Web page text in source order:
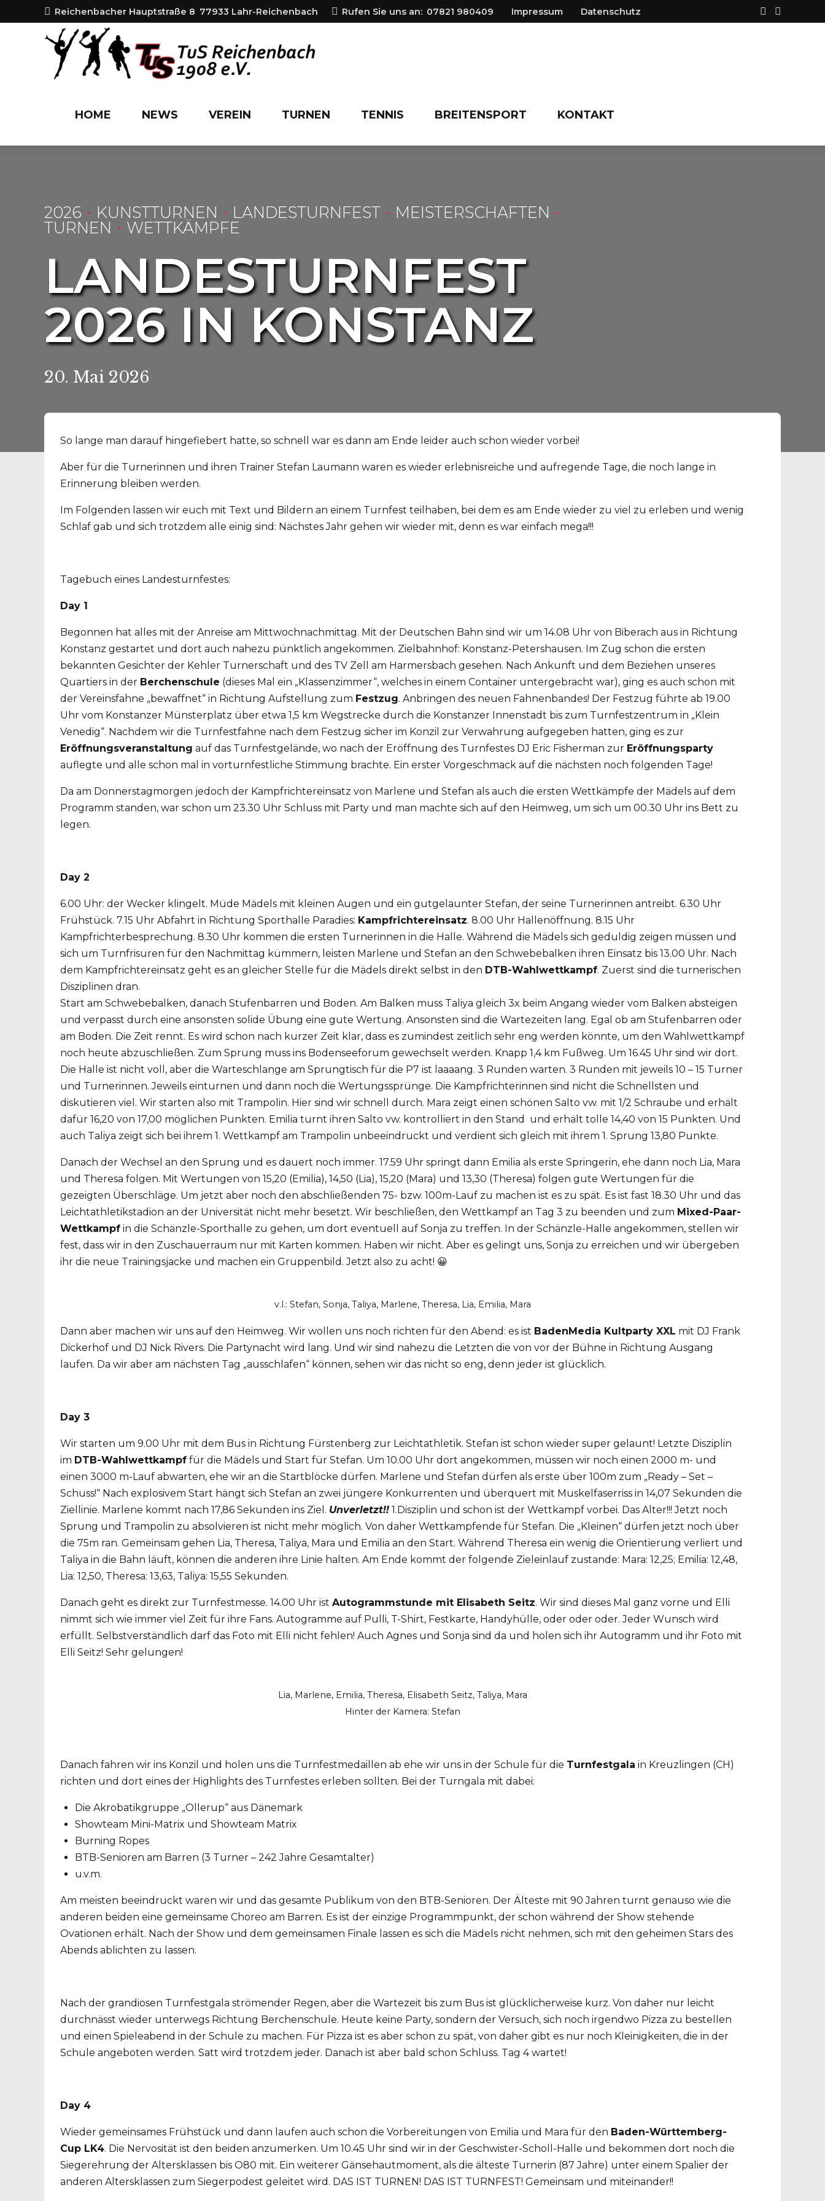
Reichenbacher Hauptstraße 8 77933 Lahr-Reichenbach Rufen Sie uns an: 07821 980409 Impressum Datenschutz
HOME NEWS VEREIN TURNEN TENNIS BREITENSPORT KONTAKT
2026 KUNSTTURNEN LANDESTURNFEST
MEISTERSCHAFTEN
TURNEN
WETTKÄMPFE
LANDESTURNFEST
2026 IN KONSTANZ
20. Mai 2026
So lange man darauf hingefiebert hatte, so schnell war es dann am Ende leider auch schon wieder vorbei!
Aber für die Turnerinnen und ihren Trainer Stefan Laumann waren es wieder erlebnisreiche und aufregende Tage, die noch lange in
Erinnerung bleiben werden.
Im Folgenden lassen wir euch mit Text und Bildern an einem Turnfest teilhaben, bei dem es am Ende wieder zu viel zu erleben und wenig
Schlaf gab und sich trotzdem alle einig sind: Nächstes Jahr gehen wir wieder mit, denn es war einfach mega!!!
Tagebuch eines Landesturnfestes:
Day 1
Begonnen hat alles mit der Anreise am Mittwochnachmittag. Mit der Deutschen Bahn sind wir um 14.08 Uhr von Biberach aus in Richtung
Konstanz gestartet und dort auch nahezu pünktlich angekommen. Zielbahnhof: Konstanz-Petershausen. Im Zug schon die ersten
bekannten Gesichter der Kehler Turnerschaft und des TV Zell am Harmersbach gesehen. Nach Ankunft und dem Beziehen unseres
Quartiers in der Berchenschule (dieses Mal ein „Klassenzimmer“, welches in einem Container untergebracht war), ging es auch schon mit
der Vereinsfahne „bewaffnet“ in Richtung Aufstellung zum Festzug. Anbringen des neuen Fahnenbandes! Der Festzug führte ab 19.00
Uhr vom Konstanzer Münsterplatz über etwa 1,5 km Wegstrecke durch die Konstanzer Innenstadt bis zum Turnfestzentrum in „Klein
Venedig“. Nachdem wir die Turnfestfahne nach dem Festzug sicher im Konzil zur Verwahrung aufgegeben hatten, ging es zur
Eröffnungsveranstaltung auf das Turnfestgelände, wo nach der Eröffnung des Turnfestes DJ Eric Fisherman zur Eröffnungsparty
auflegte und alle schon mal in vorturnfestliche Stimmung brachte. Ein erster Vorgeschmack auf die nächsten noch folgenden Tage!
Da am Donnerstagmorgen jedoch der Kampfrichtereinsatz von Marlene und Stefan als auch die ersten Wettkämpfe der Mädels auf dem
Programm standen, war schon um 23.30 Uhr Schluss mit Party und man machte sich auf den Heimweg, um sich um 00.30 Uhr ins Bett zu
legen.
Day 2
6.00 Uhr: der Wecker klingelt. Müde Mädels mit kleinen Augen und ein gutgelaunter Stefan, der seine Turnerinnen antreibt. 6.30 Uhr
Frühstück. 7.15 Uhr Abfahrt in Richtung Sporthalle Paradies: Kampfrichtereinsatz. 8.00 Uhr Hallenöffnung. 8.15 Uhr
Kampfrichterbesprechung. 8.30 Uhr kommen die ersten Turnerinnen in die Halle. Während die Mädels sich geduldig zeigen müssen und
sich um Turnfrisuren für den Nachmittag kümmern, leisten Marlene und Stefan an den Schwebebalken ihren Einsatz bis 13.00 Uhr. Nach
dem Kampfrichtereinsatz geht es an gleicher Stelle für die Mädels direkt selbst in den DTB-Wahlwettkampf. Zuerst sind die turnerischen
Disziplinen dran.
Start am Schwebebalken, danach Stufenbarren und Boden. Am Balken muss Taliya gleich 3x beim Angang wieder vom Balken absteigen
und verpasst durch eine ansonsten solide Übung eine gute Wertung. Ansonsten sind die Wartezeiten lang. Egal ob am Stufenbarren oder
am Boden. Die Zeit rennt. Es wird schon nach kurzer Zeit klar, dass es zumindest zeitlich sehr eng werden könnte, um den Wahlwettkampf
noch heute abzuschließen. Zum Sprung muss ins Bodenseeforum gewechselt werden. Knapp 1,4 km Fußweg. Um 16.45 Uhr sind wir dort.
Die Halle ist nicht voll, aber die Warteschlange am Sprungtisch für die P7 ist laaaang. 3 Runden warten. 3 Runden mit jeweils 10 – 15 Turner
und Turnerinnen. Jeweils einturnen und dann noch die Wertungssprünge. Die Kampfrichterinnen sind nicht die Schnellsten und
diskutieren viel. Wir starten also mit Trampolin. Hier sind wir schnell durch. Mara zeigt einen schönen Salto vw. mit 1/2 Schraube und erhält
dafür 16,20 von 17,00 möglichen Punkten. Emilia turnt ihren Salto vw. kontrolliert in den Stand und erhält tolle 14,40 von 15 Punkten. Und
auch Taliya zeigt sich bei ihrem 1. Wettkampf am Trampolin unbeeindruckt und verdient sich gleich mit ihrem 1. Sprung 13,80 Punkte.
Danach der Wechsel an den Sprung und es dauert noch immer. 17.59 Uhr springt dann Emilia als erste Springerin, ehe dann noch Lia, Mara
und Theresa folgen. Mit Wertungen von 15,20 (Emilia), 14,50 (Lia), 15,20 (Mara) und 13,30 (Theresa) folgen gute Wertungen für die
gezeigten Überschläge. Um jetzt aber noch den abschließenden 75- bzw. 100m-Lauf zu machen ist es zu spät. Es ist fast 18.30 Uhr und das
Leichtathletikstadion an der Universität nicht mehr besetzt. Wir beschließen, den Wettkampf an Tag 3 zu beenden und zum Mixed-Paar-
Wettkampf in die Schänzle-Sporthalle zu gehen, um dort eventuell auf Sonja zu treffen. In der Schänzle-Halle angekommen, stellen wir
fest, dass wir in den Zuschauerraum nur mit Karten kommen. Haben wir nicht. Aber es gelingt uns, Sonja zu erreichen und wir übergeben
ihr die neue Trainingsjacke und machen ein Gruppenbild. Jetzt also zu acht! 😀
v.l.: Stefan, Sonja, Taliya, Marlene, Theresa, Lia, Emilia, Mara
Dann aber machen wir uns auf den Heimweg. Wir wollen uns noch richten für den Abend: es ist BadenMedia Kultparty XXL mit DJ Frank
Dickerhof und DJ Nick Rivers. Die Partynacht wird lang. Und wir sind nahezu die Letzten die von vor der Bühne in Richtung Ausgang
laufen. Da wir aber am nächsten Tag „ausschlafen“ können, sehen wir das nicht so eng, denn jeder ist glücklich.
Day 3
Wir starten um 9.00 Uhr mit dem Bus in Richtung Fürstenberg zur Leichtathletik. Stefan ist schon wieder super gelaunt! Letzte Disziplin
im DTB-Wahlwettkampf für die Mädels und Start für Stefan. Um 10.00 Uhr dort angekommen, müssen wir noch einen 2000 m- und
einen 3000 m-Lauf abwarten, ehe wir an die Startblöcke dürfen. Marlene und Stefan dürfen als erste über 100m zum „Ready – Set –
Schuss!“ Nach explosivem Start hängt sich Stefan an zwei jüngere Konkurrenten und überquert mit Muskelfaserriss in 14,07 Sekunden die
Ziellinie. Marlene kommt nach 17,86 Sekunden ins Ziel. Unverletzt!! 1.Disziplin und schon ist der Wettkampf vorbei. Das Alter!!! Jetzt noch
Sprung und Trampolin zu absolvieren ist nicht mehr möglich. Von daher Wettkampfende für Stefan. Die „Kleinen“ dürfen jetzt noch über
die 75m ran. Gemeinsam gehen Lia, Theresa, Taliya, Mara und Emilia an den Start. Während Theresa ein wenig die Orientierung verliert und
Taliya in die Bahn läuft, können die anderen ihre Linie halten. Am Ende kommt der folgende Zieleinlauf zustande: Mara: 12,25; Emilia: 12,48,
Lia: 12,50, Theresa: 13,63, Taliya: 15,55 Sekunden.
Danach geht es direkt zur Turnfestmesse. 14.00 Uhr ist Autogrammstunde mit Elisabeth Seitz. Wir sind dieses Mal ganz vorne und Elli
nimmt sich wie immer viel Zeit für ihre Fans. Autogramme auf Pulli, T-Shirt, Festkarte, Handyhülle, oder oder oder. Jeder Wunsch wird
erfüllt. Selbstverständlich darf das Foto mit Elli nicht fehlen! Auch Agnes und Sonja sind da und holen sich ihr Autogramm und ihr Foto mit
Elli Seitz! Sehr gelungen!
Lia, Marlene, Emilia, Theresa, Elisabeth Seitz, Taliya, Mara
Hinter der Kamera: Stefan
Danach fahren wir ins Konzil und holen uns die Turnfestmedaillen ab ehe wir uns in der Schule für die Turnfestgala in Kreuzlingen (CH)
richten und dort eines der Highlights des Turnfestes erleben sollten. Bei der Turngala mit dabei:
Die Akrobatikgruppe „Ollerup“ aus Dänemark
Showteam Mini-Matrix und Showteam Matrix
Burning Ropes
BTB-Senioren am Barren (3 Turner – 242 Jahre Gesamtalter)
u.v.m.
Am meisten beeindruckt waren wir und das gesamte Publikum von den BTB-Senioren. Der Älteste mit 90 Jahren turnt genauso wie die
anderen beiden eine gemeinsame Choreo am Barren. Es ist der einzige Programmpunkt, der schon während der Show stehende
Ovationen erhält. Nach der Show und dem gemeinsamen Finale lassen es sich die Mädels nicht nehmen, sich mit den geheimen Stars des
Abends ablichten zu lassen.
Nach der grandiosen Turnfestgala strömender Regen, aber die Wartezeit bis zum Bus ist glücklicherweise kurz. Von daher nur leicht
durchnässt wieder unterwegs Richtung Berchenschule. Heute keine Party, sondern der Versuch, sich noch irgendwo Pizza zu bestellen
und einen Spieleabend in der Schule zu machen. Für Pizza ist es aber schon zu spät, von daher gibt es nur noch Kleinigkeiten, die in der
Schule angeboten werden. Satt wird trotzdem jeder. Danach ist aber bald schon Schluss. Tag 4 wartet!
Day 4
Wieder gemeinsames Frühstück und dann laufen auch schon die Vorbereitungen von Emilia und Mara für den Baden-Württemberg-
Cup LK4. Die Nervosität ist den beiden anzumerken. Um 10.45 Uhr sind wir in der Geschwister-Scholl-Halle und bekommen dort noch die
Siegerehrung der Altersklassen bis O80 mit. Ein weiterer Gänsehautmoment, als die älteste Turnerin (87 Jahre) unter einem Spalier der
anderen Altersklassen zum Siegerpodest geleitet wird. DAS IST TURNEN! DAS IST TURNFEST! Gemeinsam und miteinander!!